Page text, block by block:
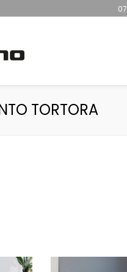
TORTORA